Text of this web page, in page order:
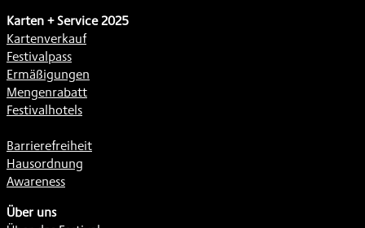
Karten + Service 2025
Kartenverkauf
Festivalpass
Ermäßigungen
Mengenrabatt
Festivalhotels
Barrierefreiheit
Hausordnung
Awareness
Über uns